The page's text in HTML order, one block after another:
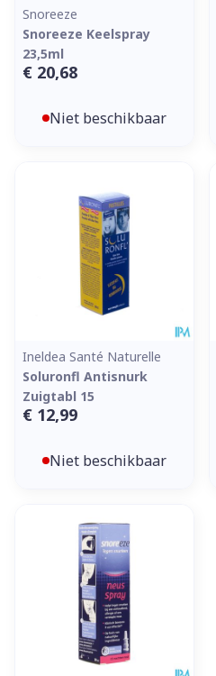
Snoreeze
Snoreeze Keelspray
23,5ml
€ 20,68
Niet beschikbaar
Ineldea Santé Naturelle
Soluronfl Antisnurk
Zuigtabl 15
€ 12,99
Niet beschikbaar